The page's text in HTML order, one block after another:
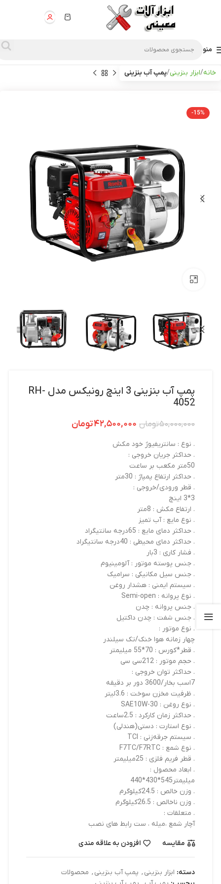
منو
خانه ابزار بنزینی پمپ آب بنزینی
-15%
پمپ آب بنزینی 3 اینچ رونیکس مدل RH-
4052
۵۰,۰۰۰,۰۰۰تومان ۴۲,۵۰۰,۰۰۰تومان
. نوع : سانتریفیوژ خود مکش
. حداکثر جریان خروجی :
50متر مکعب بر ساعت
. حداکثر ارتفاع پمپاژ : 30متر
. قطر ورودی/خروجی :
3*3 اینچ
. ارتفاع مکش : 8متر
. نوع مایع : آب تمیز
. حداکثر دمای مایع : 65درجه سانتیگراد
. حداکثر دمای محیطی : 40درجه سانتیگراد
. فشار کاری : 3بار
. جنس پوسته موتور : آلومینیوم
. جنس سیل مکانیکی : سرامیک
. سیستم ایمنی : هشدار روغن
. نوع پروانه : Semi-open
. جنس پروانه : چدن
. جنس شفت : چدن داکتیل
. نوع موتور :
چهار زمانه هوا خنک/تک سیلندر
. قطر*کورس : 70*55 میلیمتر
. حجم موتور : 212سی سی
. حداکثر توان خروجی :
7اسب بخار/3600 دور بر دقیقه
. ظرفیت مخزن سوخت : 3.6لیتر
. نوع روغن : SAE10W-30
. حداکثر زمان کارکرد : 2.5ساعت
. نوع استارت : دستی(هندلی)
. سیستم جرقه‌زنی : TCI
. نوع شمع : F7TC/F7RTC
. قطر فریم فلزی : 25میلیمتر
. ابعاد محصول :
میلیمتر545*430*440
. وزن خالص : 24.5کیلوگرم
. وزن ناخالص : 26.5کیلوگرم
. متعلقات :
آچار شمع ،میله ، ست رابط های نصب
مقایسه افزودن به علاقه مندی
دسته: ابزار بنزینی , پمپ آب بنزینی , محصولات